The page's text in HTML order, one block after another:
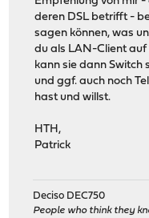
deren DSL betrifft -
sagen können, was
du als LAN-Client auf
kann sie dann Switch
und ggf. auch noch
hast und willst.
HTH,
Patrick
Deciso DEC750
People who think they